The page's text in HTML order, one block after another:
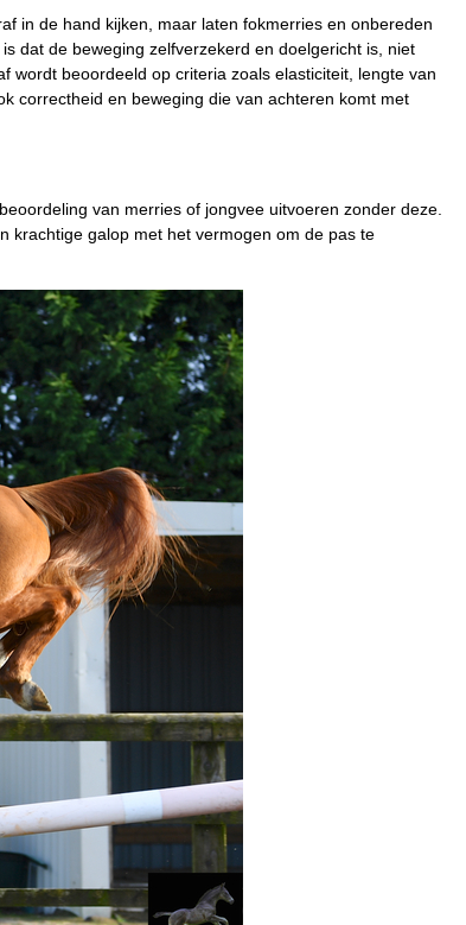
in de hand kijken, maar laten fokmerries en onbereden
dat de beweging zelfverzekerd en doelgericht is, niet
wordt beoordeeld op criteria zoals elasticiteit, lengte van
correctheid en beweging die van achteren komt met
van merries of jongvee uitvoeren zonder deze.
krachtige galop met het vermogen om de pas te